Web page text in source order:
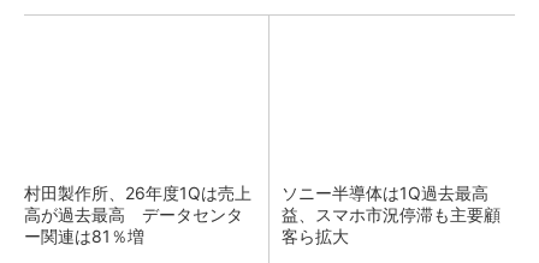
村田製作所、26年度1Qは売上
高が過去最高 データセンタ
ー関連は81％増
ソニー半導体は1Q過去最高
益、スマホ市況停滞も主要顧
客ら拡大